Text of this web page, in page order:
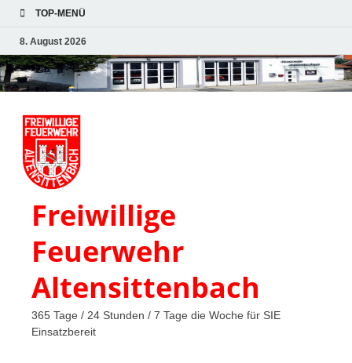
TOP-MENÜ
8. August 2026
Freiwillige
Feuerwehr
Altensittenbach
365 Tage / 24 Stunden / 7 Tage die Woche für SIE
Einsatzbereit